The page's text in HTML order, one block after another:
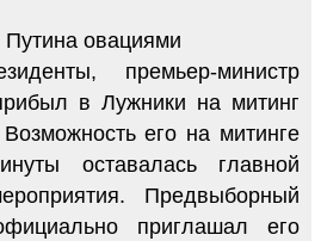
Путина овациями
премьер-министр
в Лужники на митинг
его на митинге
оставалась главной
Предвыборный
приглашал его